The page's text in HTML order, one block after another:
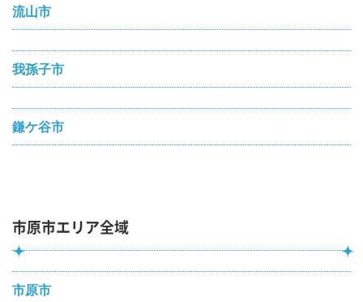
流山市
我孫子市
鎌ケ谷市
市原市エリア全域
市原市